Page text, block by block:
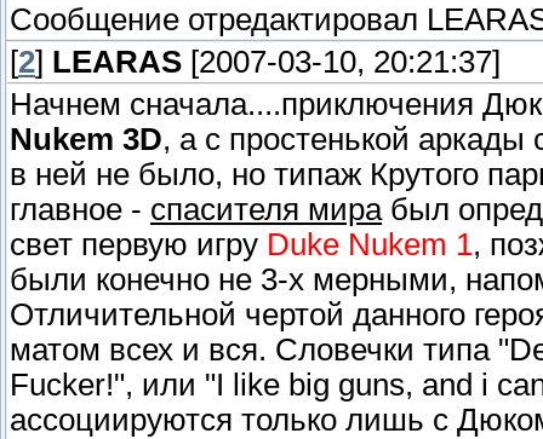
Сообщение отредактировал
[2] LEARAS [2007-03-10, 20:21:37]
Начнем сначала....приключения
Nukem 3D, а с простенькой аркады
в ней не было, но типаж Крутого
главное - спасителя мирабыл
свет первую игру Duke Nukem 1,
были конечно не 3-х мерными,
Отличительной чертой данного
матом всех и вся. Словечки типа
Fucker!", или "I like big guns, and i
ассоциируются только лишь с